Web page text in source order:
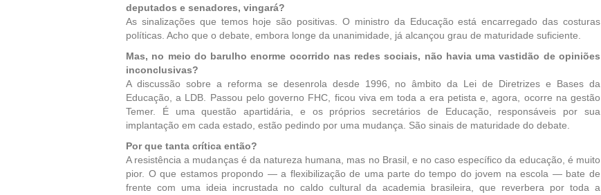
deputados e senadores, vingará?
As sinalizações que temos hoje são positivas. O ministro da Educação está encarregado das costuras
políticas. Acho que o debate, embora longe da unanimidade, já alcançou grau de maturidade suficiente.
Mas, no meio do barulho enorme ocorrido nas redes sociais, não havia uma vastidão de opiniões
inconclusivas?
A discussão sobre a reforma se desenrola desde 1996, no âmbito da Lei de Diretrizes e Bases da
Educação, a LDB. Passou pelo governo FHC, ficou viva em toda a era petista e, agora, ocorre na gestão
Temer. É uma questão apartidária, e os próprios secretários de Educação, responsáveis por sua
implantação em cada estado, estão pedindo por uma mudança. São sinais de maturidade do debate.
Por que tanta crítica então?
A resistência a mudanças é da natureza humana, mas no Brasil, e no caso específico da educação, é muito
pior. O que estamos propondo — a flexibilização de uma parte do tempo do jovem na escola — bate de
frente com uma ideia incrustada no caldo cultural da academia brasileira, que reverbera por toda a